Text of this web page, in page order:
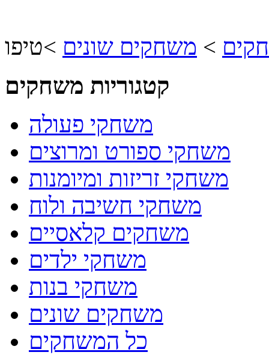
> משחקים שונים >טיפו
קטגוריות משחקים
משחקי פעולה
משחקי ספורט ומרוצים
משחקי זריזות ומיומנות
משחקי חשיבה ולוח
משחקים קלאסיים
משחקי ילדים
משחקי בנות
משחקים שונים
כל המשחקים